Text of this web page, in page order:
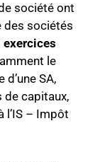
société ont
des sociétés
exercices
le
d’une SA,
de capitaux,
l’IS – Impôt